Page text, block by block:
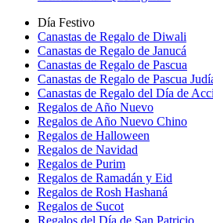
Día Festivo
Canastas de Regalo de Diwali
Canastas de Regalo de Janucá
Canastas de Regalo de Pascua
Canastas de Regalo de Pascua
Canastas de Regalo del Día de
Regalos de Año Nuevo
Regalos de Año Nuevo Chino
Regalos de Halloween
Regalos de Navidad
Regalos de Purim
Regalos de Ramadán y Eid
Regalos de Rosh Hashaná
Regalos de Sucot
Regalos del Día de San Patricio